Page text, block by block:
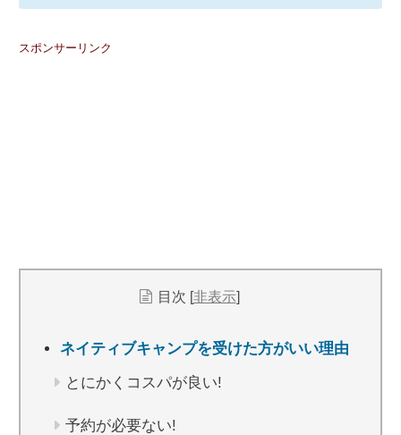
スポンサーリンク
目次 [非表示]
ネイティブキャンプを受けた方がいい理由
とにかくコスパが良い!
予約が必要ない!